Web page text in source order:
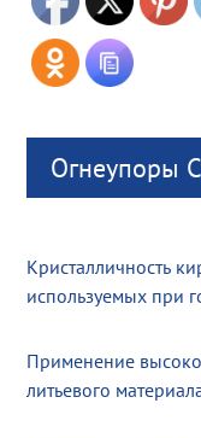
Огнеупоры
Кристалличность
используемых при
Применение
литьевого